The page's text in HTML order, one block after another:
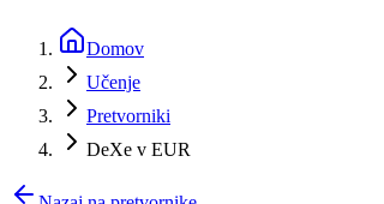
Domov
Učenje
Pretvorniki
DeXe v EUR